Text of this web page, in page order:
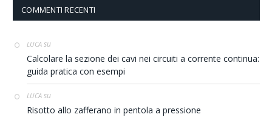
COMMENTI RECENTI
LUCA su
Calcolare la sezione dei cavi nei circuiti a corrente continua:
guida pratica con esempi
LUCA su
Risotto allo zafferano in pentola a pressione